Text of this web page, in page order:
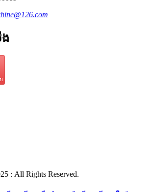
ង
: All Rights Reserved.